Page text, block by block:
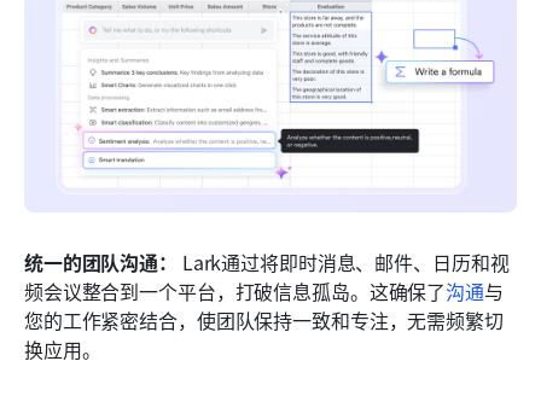
统一的团队沟通：
Lark通过将即时消息、邮件、日历和视
频会议整合到一个平台，打破信息孤岛。这确保了沟通与
您的工作紧密结合，使团队保持一致和专注，无需频繁切
换应用。